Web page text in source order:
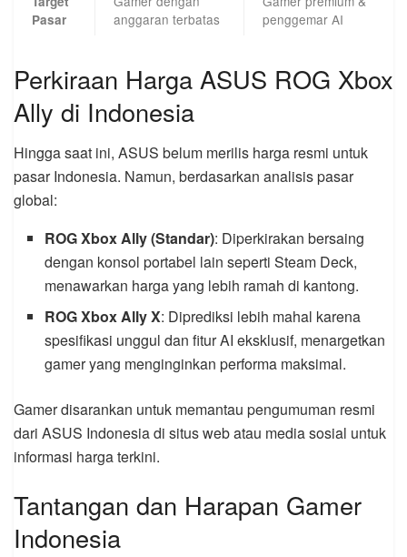
Pasar
anggaran terbatas
penggemar AI
Perkiraan Harga ASUS ROG Xbox
Ally di Indonesia
Hingga saat ini, ASUS belum merilis harga resmi untuk
pasar Indonesia. Namun, berdasarkan analisis pasar
global:
ROG Xbox Ally (Standar): Diperkirakan bersaing
dengan konsol portabel lain seperti Steam Deck,
menawarkan harga yang lebih ramah di kantong.
ROG Xbox Ally X: Diprediksi lebih mahal karena
spesifikasi unggul dan fitur AI eksklusif, menargetkan
gamer yang menginginkan performa maksimal.
Gamer disarankan untuk memantau pengumuman resmi
dari ASUS Indonesia di situs web atau media sosial untuk
informasi harga terkini.
Tantangan dan Harapan Gamer
Indonesia